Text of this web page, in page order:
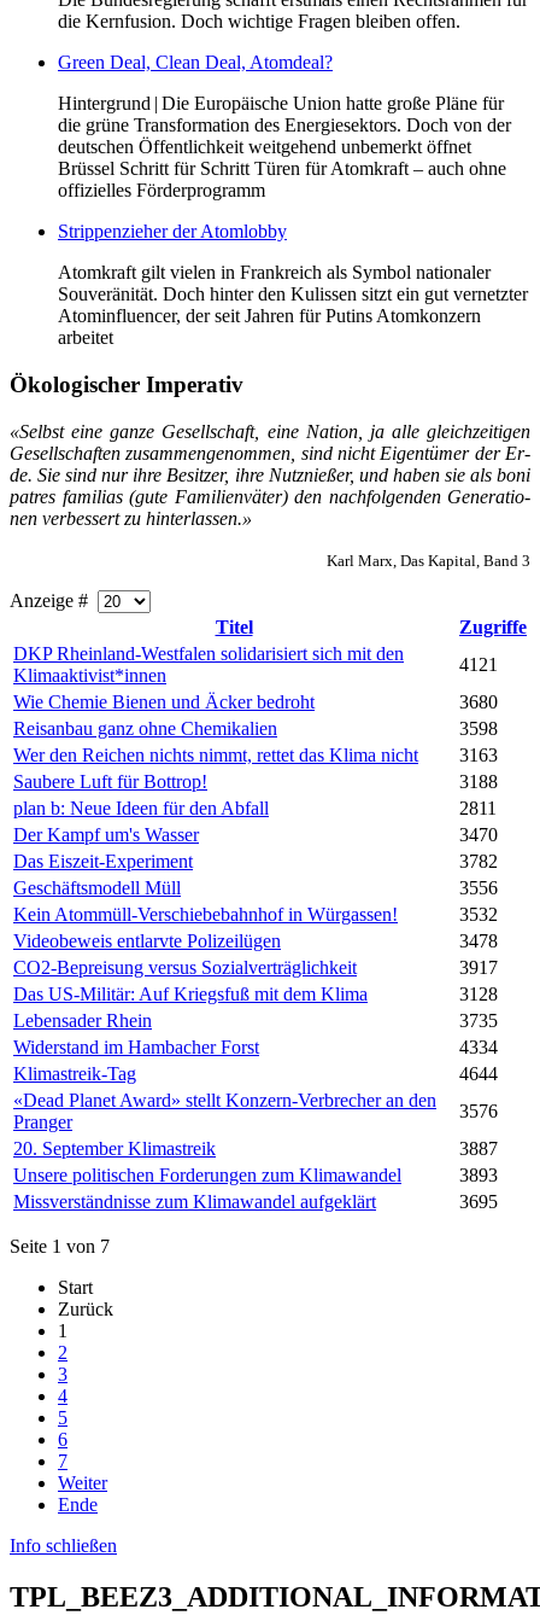
die Kernfusion. Doch wichtige Fragen bleiben offen.
Green Deal, Clean Deal, Atomdeal?
Hintergrund | Die Europäische Union hatte große Pläne für
die grüne Transformation des Energiesektors. Doch von der
deutschen Öffentlichkeit weitgehend unbemerkt öffnet
Brüssel Schritt für Schritt Türen für Atomkraft – auch ohne
offizielles Förderprogramm
Strippenzieher der Atomlobby
Atomkraft gilt vielen in Frankreich als Symbol nationaler
Souveränität. Doch hinter den Kulissen sitzt ein gut vernetzter
Atominfluencer, der seit Jahren für Putins Atomkonzern
arbeitet
Ökologischer Imperativ
«Selbst ei­ne gan­ze Ge­sell­schaft, ei­ne Na­ti­on, ja al­le gleich­zei­ti­gen
Ge­sell­schaf­ten zu­sam­men­ge­nom­men, sind nicht Ei­gen­tü­mer der Er­
de. Sie sind nur ih­re Be­sit­zer, ih­re Nutz­nie­ßer, und ha­ben sie als bo­ni
pa­tres fa­mi­li­as (gu­te Fa­mi­li­en­vä­ter) den nach­fol­gen­den Ge­ne­ra­tio­
nen ver­bes­sert zu hin­ter­las­sen.»
Karl Marx, Das Kapital, Band 3
Anzeige #
Titel
Zugriffe
DKP Rheinland-Westfalen solidarisiert sich mit den
Klimaaktivist*innen
4121
Wie Chemie Bienen und Äcker bedroht
3680
Reisanbau ganz ohne Chemikalien
3598
Wer den Reichen nichts nimmt, rettet das Klima nicht
3163
Saubere Luft für Bottrop!
3188
plan b: Neue Ideen für den Abfall
2811
Der Kampf um's Wasser
3470
Das Eiszeit-Experiment
3782
Geschäftsmodell Müll
3556
Kein Atommüll-Verschiebebahnhof in Würgassen!
3532
Videobeweis entlarvte Polizeilügen
3478
CO2-Bepreisung versus Sozialverträglichkeit
3917
Das US-Militär: Auf Kriegsfuß mit dem Klima
3128
Lebensader Rhein
3735
Widerstand im Hambacher Forst
4334
Klimastreik-Tag
4644
«Dead Planet Award» stellt Konzern-Verbrecher an den
Pranger
3576
20. September Klimastreik
3887
Unsere politischen Forderungen zum Klimawandel
3893
Missverständnisse zum Klimawandel aufgeklärt
3695
Seite 1 von 7
Start
Zurück
1
2
3
4
5
6
7
Weiter
Ende
Info schließen